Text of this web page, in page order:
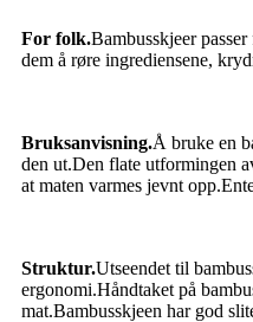
For folk.Bambusskjeer
dem å røre ingrediensene,
Bruksanvisning.Å bruke en
den ut.Den flate utformingen
at maten varmes jevnt
Struktur.Utseendet til
ergonomi.Håndtaket på
mat.Bambusskjeen har god